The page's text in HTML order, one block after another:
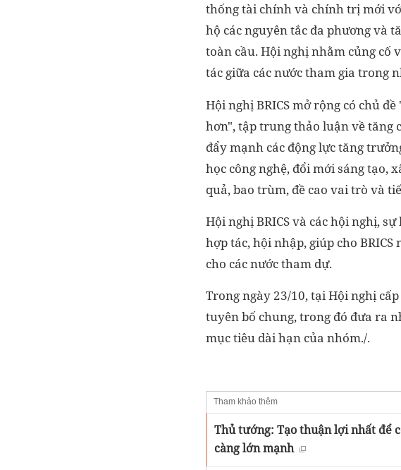
thống tài chính và chính trị mới
hộ các nguyên tắc đa phương và
toàn cầu. Hội nghị nhằm củng cố
tác giữa các nước tham gia trong
Hội nghị BRICS mở rộng có chủ
hơn", tập trung thảo luận về tăng
đẩy mạnh các động lực tăng
học công nghệ, đổi mới sáng tạo,
quả, bao trùm, đề cao vai trò và
Hội nghị BRICS và các hội nghị,
hợp tác, hội nhập, giúp cho
cho các nước tham dự.
Trong ngày 23/10, tại Hội nghị
tuyên bố chung, trong đó đưa ra
mục tiêu dài hạn của nhóm./.
Tham khảo thêm
Thủ tướng: Tạo thuận lợi nhất để
càng lớn mạnh